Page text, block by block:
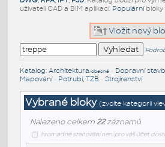
uživateli CAD a BIM aplikací. Populárníbloky
Vložit nový
Katalog: Architektura/obecné• Dopravní
Mapování• Potrubí, TZB • Strojírenství
Vybrané bloky (zvolte kategorii
Nalezeno celkem 22záznamů
hromadné stahování není pro váš účet